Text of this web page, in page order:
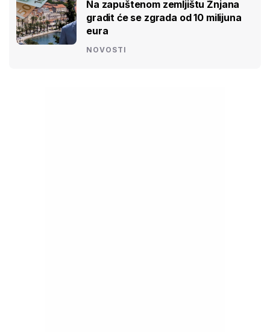
Na zapuštenom zemljištu Žnjana
gradit će se zgrada od 10 milijuna
eura
NOVOSTI